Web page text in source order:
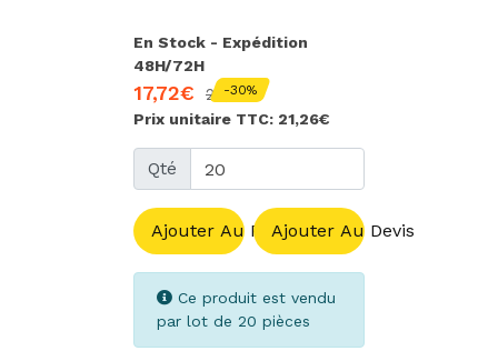
En Stock - Expédition
48H/72H
17,72€ 25,32€
-30%
Prix unitaire TTC: 21,26€
Qté
Ajouter Au PanierAjouter Au Devis
Ce produit est vendu
par lot de 20 pièces